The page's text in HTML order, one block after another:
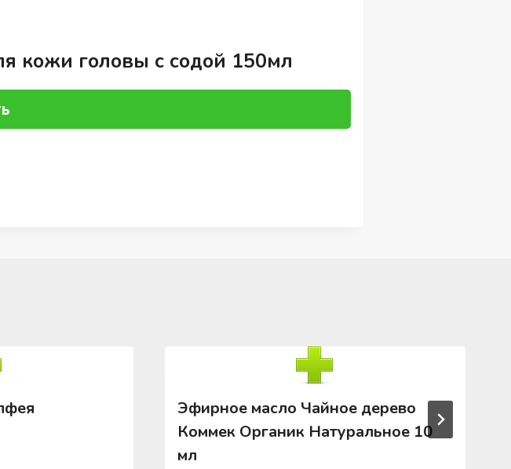
кожи головы с содой 150мл
Эфирное масло Чайное дерево
Коммек Органик Натуральное 10
мл